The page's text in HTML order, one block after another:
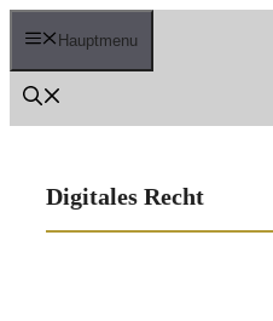
Zum
Inhalt Hauptmenu
Digitales Recht